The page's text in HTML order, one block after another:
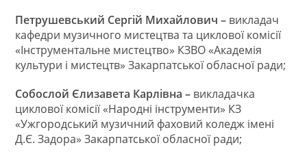
Петрушевський Сергій Михайлович – викладач
кафедри музичного мистецтва та циклової комісії
«Інструментальне мистецтво» КЗВО «Академія
культури і мистецтв» Закарпатської обласної ради;
Собослой Єлизавета Карлівна – викладачка
циклової комісії «Народні інструменти» КЗ
«Ужгородський музичний фаховий коледж імені
Д.Є. Задора» Закарпатської обласної ради;